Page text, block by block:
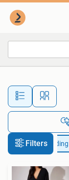
Filters